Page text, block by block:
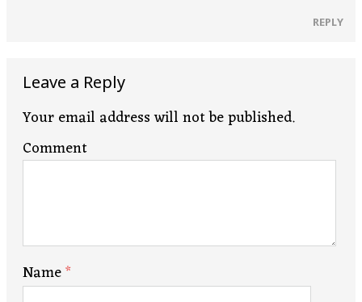
REPLY
Leave a Reply
Your email address will not be published.
Comment
Name*